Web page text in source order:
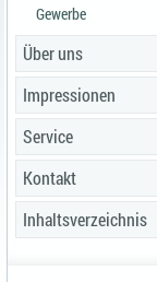
Gewerbe
Über uns
Impressionen
Service
Kontakt
Inhaltsverzeichnis